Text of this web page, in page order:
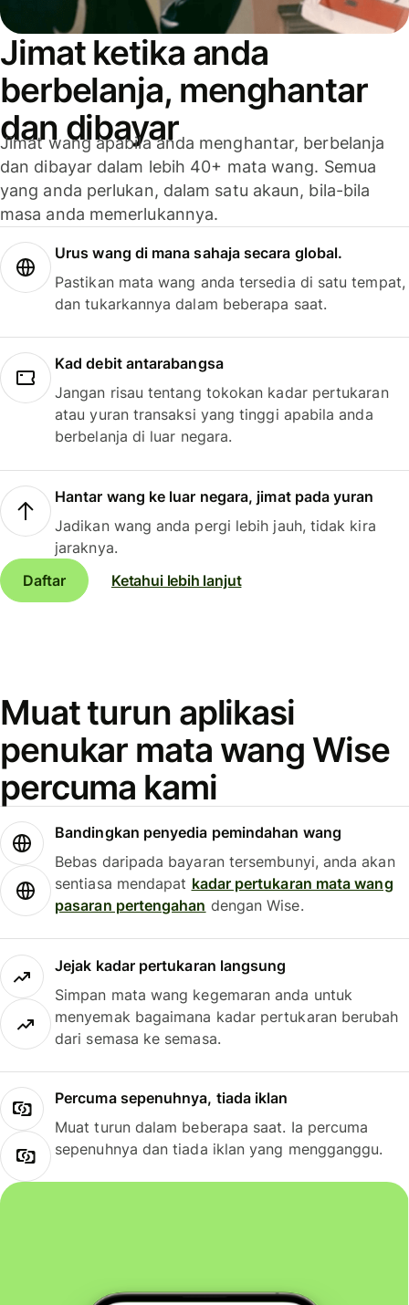
Jimat ketika anda
berbelanja, menghantar
dan dibayar
Jimat wang apabila anda menghantar, berbelanja
dan dibayar dalam lebih 40+ mata wang. Semua
yang anda perlukan, dalam satu akaun, bila-bila
masa anda memerlukannya.
Urus wang di mana sahaja secara global.
Pastikan mata wang anda tersedia di satu tempat,
dan tukarkannya dalam beberapa saat.
Kad debit antarabangsa
Jangan risau tentang tokokan kadar pertukaran
atau yuran transaksi yang tinggi apabila anda
berbelanja di luar negara.
Hantar wang ke luar negara, jimat pada yuran
Jadikan wang anda pergi lebih jauh, tidak kira
jaraknya.
Daftar
Ketahui lebih lanjut
Muat turun aplikasi
penukar mata wang Wise
percuma kami
Bandingkan penyedia pemindahan wang
Bebas daripada bayaran tersembunyi, anda akan
sentiasa mendapat kadar pertukaran mata wang
pasaran pertengahan dengan Wise.
Jejak kadar pertukaran langsung
Simpan mata wang kegemaran anda untuk
menyemak bagaimana kadar pertukaran berubah
dari semasa ke semasa.
Percuma sepenuhnya, tiada iklan
Muat turun dalam beberapa saat. Ia percuma
sepenuhnya dan tiada iklan yang mengganggu.